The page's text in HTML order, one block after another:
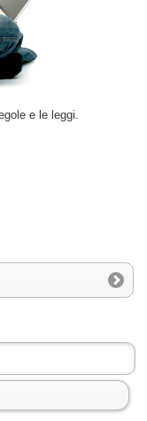
e le leggi.